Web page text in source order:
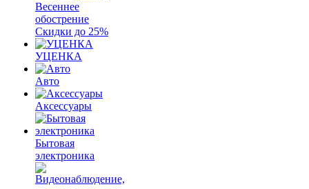
Весеннее
обострение
Скидки до 25%
УЦЕНКА
Авто
Аксессуары
Бытовая
электроника